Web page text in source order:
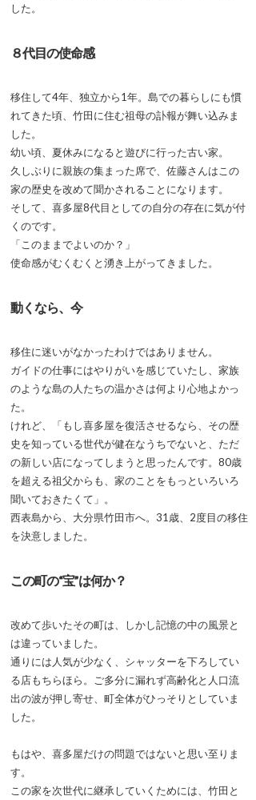
した。
８代目の使命感
移住して4年、独立から1年。島での暮らしにも慣
れてきた頃、竹田に住む祖母の訃報が舞い込みま
した。
幼い頃、夏休みになると遊びに行った古い家。
久しぶりに親族の集まった席で、佐藤さんはこの
家の歴史を改めて聞かされることになります。
そして、喜多屋8代目としての自分の存在に気が付
くのです。
「このままでよいのか？」
使命感がむくむくと湧き上がってきました。
動くなら、今
移住に迷いがなかったわけではありません。
ガイドの仕事にはやりがいを感じていたし、家族
のような島の人たちの温かさは何より心地よかっ
た。
けれど、「もし喜多屋を復活させるなら、その歴
史を知っている世代が健在なうちでないと、ただ
の新しい店になってしまうと思ったんです。80歳
を超える祖父からも、家のことをもっといろいろ
聞いておきたくて」。
西表島から、大分県竹田市へ。31歳、2度目の移住
を決意しました。
この町の“宝”は何か？
改めて歩いたその町は、しかし記憶の中の風景と
は違っていました。
通りには人気が少なく、シャッターを下ろしてい
る店もちらほら。ご多分に漏れず高齢化と人口流
出の波が押し寄せ、町全体がひっそりとしていま
した。
もはや、喜多屋だけの問題ではないと思い至りま
す。
この家を次世代に継承していくためには、竹田と